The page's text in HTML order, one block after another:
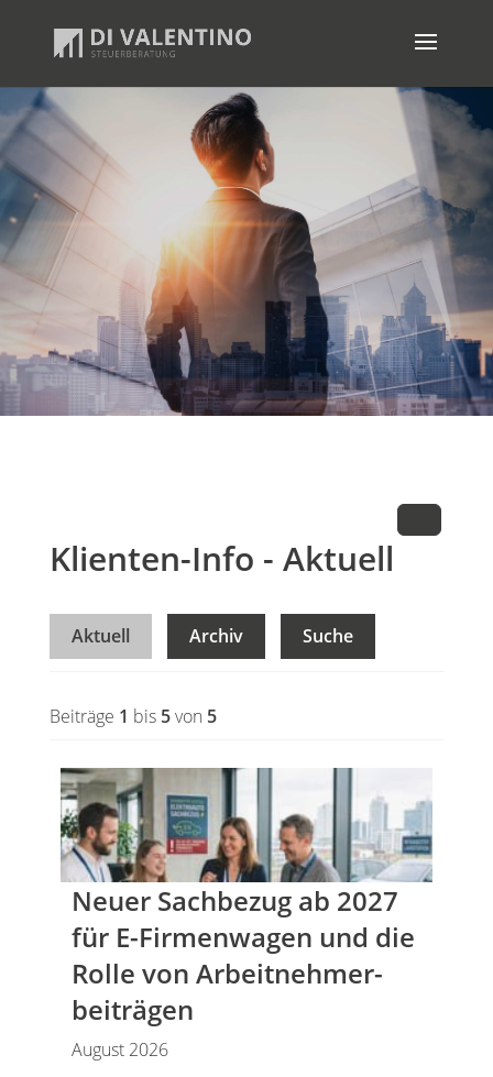
Klienten-Info - Aktuell
Aktuell Archiv Suche
Beiträge 1 bis 5von 5
Neuer Sachbezug ab 2027
für E-Firmenwagen und die
Rolle von Arbeitnehmer​­
beiträgen
August 2026